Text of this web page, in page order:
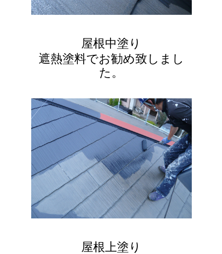
屋根中塗り
遮熱塗料でお勧め致しまし
た。
屋根上塗り